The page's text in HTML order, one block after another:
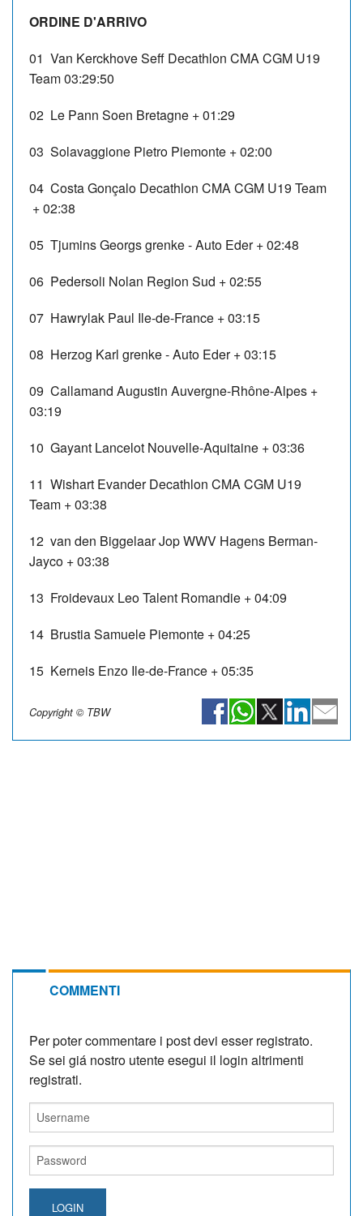
ORDINE D'ARRIVO
01 Van Kerckhove Seff Decathlon CMA CGM U19
Team03:29:50
02 Le Pann Soen Bretagne + 01:29
03 Solavaggione Pietro Piemonte + 02:00
04 Costa Gonçalo Decathlon CMA CGM U19 Team
+ 02:38
05 Tjumins Georgsgrenke - Auto Eder + 02:48
06 Pedersoli Nolan Region Sud + 02:55
07 Hawrylak Paul Ile-de-France + 03:15
08 Herzog Karl grenke - Auto Eder + 03:15
09 Callamand Augustin Auvergne-Rhône-Alpes +
03:19
10 Gayant Lancelot Nouvelle-Aquitaine + 03:36
11 Wishart Evander Decathlon CMA CGM U19
Team + 03:38
12 van den Biggelaar JopWWV Hagens Berman-
Jayco + 03:38
13 Froidevaux LeoTalent Romandie + 04:09
14 Brustia Samuele Piemonte + 04:25
15 Kerneis Enzo Ile-de-France + 05:35
Copyright © TBW
COMMENTI
Per poter commentare i post devi esser registrato.
Se sei giá nostro utente esegui il login altrimenti
registrati.
LOGIN